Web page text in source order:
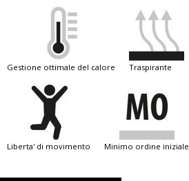
gestione ottimale del calore traspirante
liberta' di movimento minimo ordine iniziale